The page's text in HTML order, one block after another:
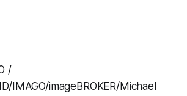
/
IMAGO/imageBROKER/Michael